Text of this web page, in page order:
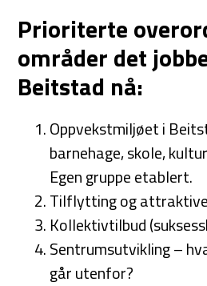
Prioriterte
områder det
Beitstad nå:
Oppvekstmiljøet i
barnehage, skole,
Egen gruppe etablert.
Tilflytting og
Kollektivtilbud
Sentrumsutvikling –
går utenfor?